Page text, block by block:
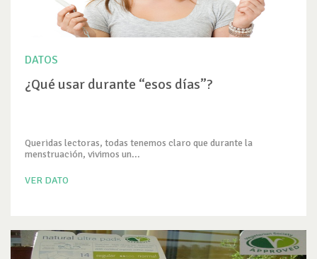
DATOS
¿Qué usar durante “esos días”?
Queridas lectoras, todas tenemos claro que durante la
menstruación, vivimos un...
VER DATO